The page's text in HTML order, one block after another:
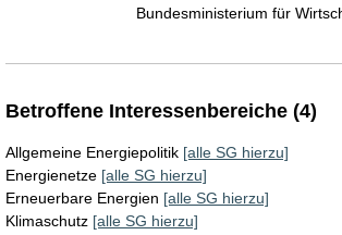
Bundesministerium für
Betroffene Interessenbereiche (4)
Allgemeine Energiepolitik [alle SG hierzu]
Energienetze [alle SG hierzu]
Erneuerbare Energien [alle SG hierzu]
Klimaschutz [alle SG hierzu]